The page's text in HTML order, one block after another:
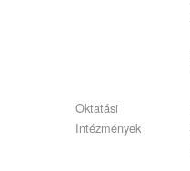
Oktatási
Intézmények